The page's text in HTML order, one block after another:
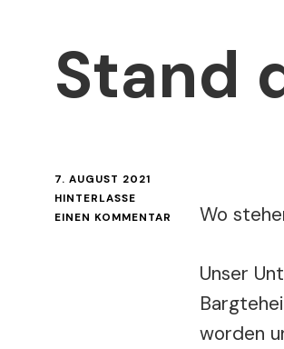
Stand
7. AUGUST 2021
HINTERLASSE
EINEN KOMMENTAR
DINGE
Wo
Unser
worden